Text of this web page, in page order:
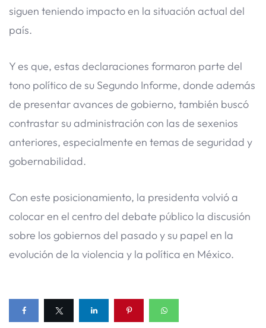
siguen teniendo impacto en la situación actual del
país.
Y es que, estas declaraciones formaron parte del
tono político de su Segundo Informe, donde además
de presentar avances de gobierno, también buscó
contrastar su administración con las de sexenios
anteriores, especialmente en temas de seguridad y
gobernabilidad.
Con este posicionamiento, la presidenta volvió a
colocar en el centro del debate público la discusión
sobre los gobiernos del pasado y su papel en la
evolución de la violencia y la política en México.